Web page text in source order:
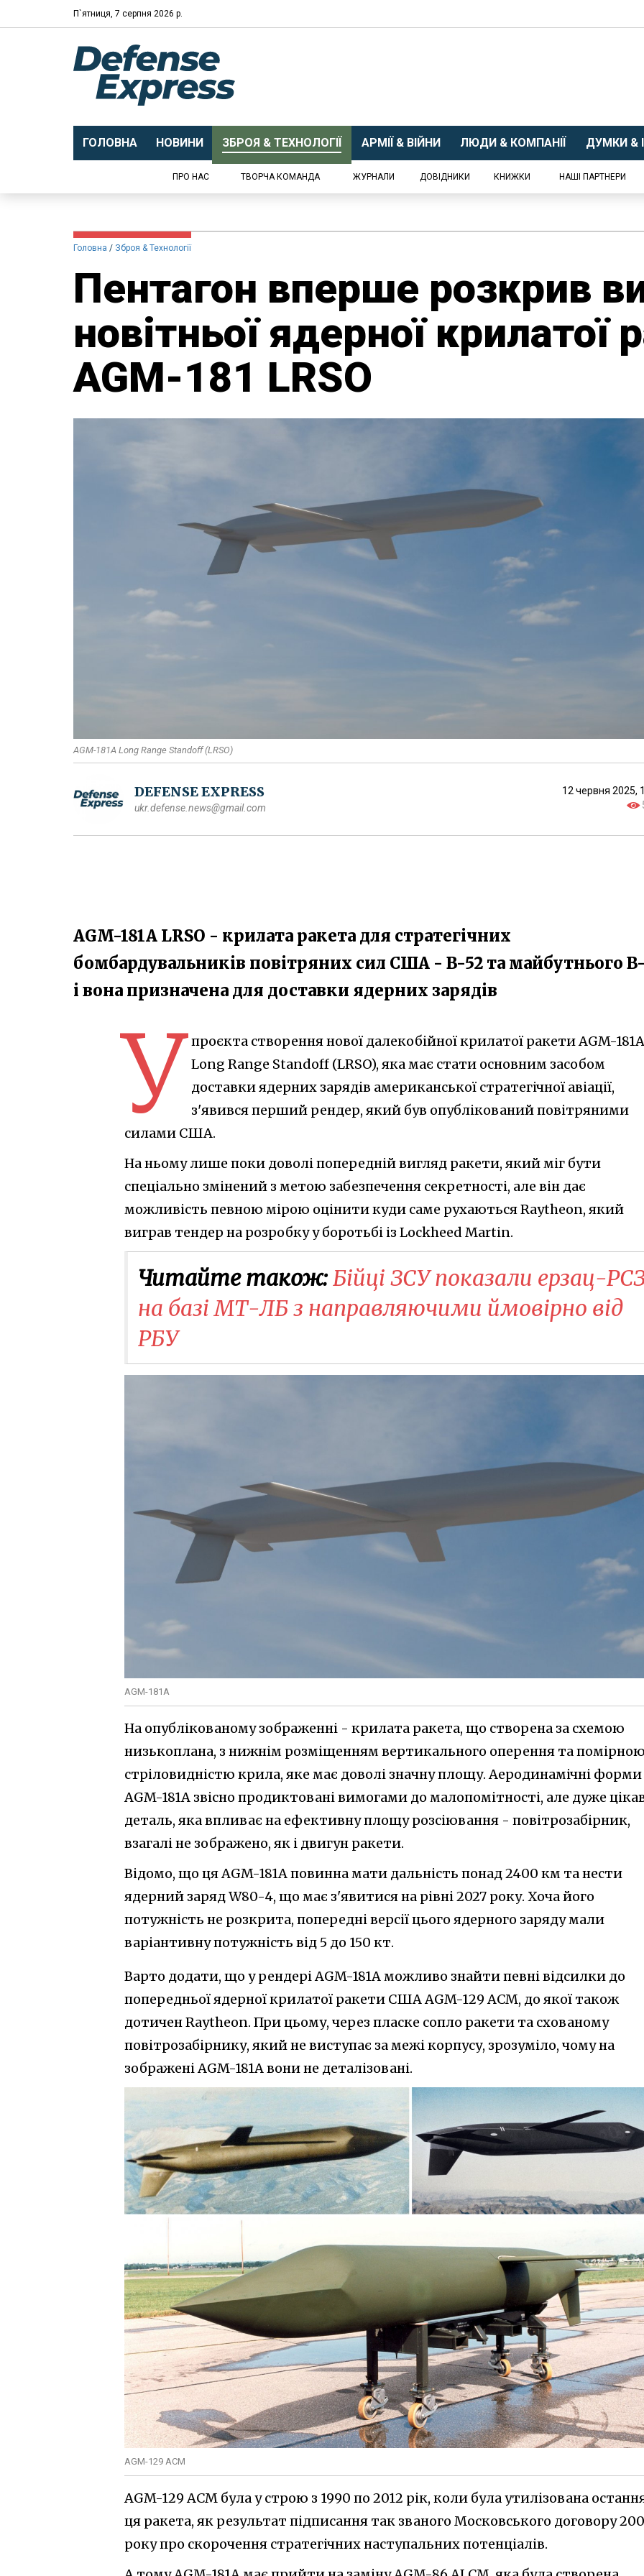
П`ятниця, 7 серпня 2026 р.
ГОЛОВНА НОВИНИ ЗБРОЯ & ТЕХНОЛОГІЇ АРМІЇ & ВІЙНИ ЛЮДИ & КОМПАНІЇ ДУМКИ &
ПРО НАС ТВОРЧА КОМАНДА ЖУРНАЛИ ДОВІДНИКИ КНИЖКИ НАШІ ПАРТНЕРИ
Головна Зброя & Технології
Пентагон вперше розкрив
новітньої ядерної крилатої
AGM-181 LRSO
AGM-181A​ Long Range Standoff​ (LRSO​)
DEFENSE EXPRESS
ukr.defense.news@gmail.com
12 червня 2025,
AGM-181A LRSO - крилата ракета для стратегічних
бомбардувальників повітряних сил США - B-52 та майбутнього
і вона призначена для доставки ядерних зарядів
У проєкта створення нової далекобійної крилатої ракети AGM-181A
Long Range Standoff (LRSO), яка має стати основним засобом
доставки ядерних зарядів американської стратегічної авіації,
з'явився перший рендер, який був опублікований повітряними
силами США.
На ньому лише поки доволі попередній вигляд ракети, який міг бути
спеціально змінений з метою забезпечення секретності, але він дає
можливість певною мірою оцінити куди саме рухаються Raytheon, який
виграв тендер на розробку у боротьбі із Lockheed Martin.
Читайте також:Бійці ЗСУ показали ерзац-
на базі МТ-ЛБ з направляючими ймовірно від
РБУ
AGM-181A
На опублікованому зображенні - крилата ракета, що створена за схемою
низькоплана, з нижнім розміщенням вертикального оперення та
стріловидністю крила, яке має доволі значну площу. Аеродинамічні форми
AGM-181A звісно продиктовані вимогами до малопомітності, але дуже
деталь, яка впливає на ефективну площу розсіювання - повітрозабірник,
взагалі не зображено, як і двигун ракети.
Відомо, що ця AGM-181A повинна мати дальність понад 2400 км та нести
ядерний заряд W80-4, що має з'явитися на рівні 2027 року. Хоча його
потужність не розкрита, попередні версії цього ядерного заряду мали
варіантивну потужність від 5 до 150 кт.
Варто додати, що у рендері AGM-181A можливо знайти певні відсилки до
попередньої ядерної крилатої ракети США AGM-129 ACM, до якої також
дотичен Raytheon. При цьому, через пласке сопло ракети та схованому
повітрозабірнику, який не виступає за межі корпусу, зрозуміло, чому на
зображені AGM-181A вони не деталізовані.
AGM-129 ACM
AGM-129 ACM була у строю з 1990 по 2012 рік, коли була утилізована
ця ракета, як результат підписання так званого Московського договору
року про скорочення стратегічних наступальних потенціалів.